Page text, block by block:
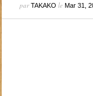
parTAKAKO le Mar 31,